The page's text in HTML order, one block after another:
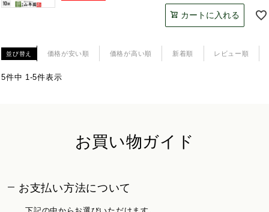
カートに入れる
並び替え 価格が安い順 価格が高い順 新着順 レビュー順
5件中 1-5件表示
お買い物ガイド
お支払い方法について